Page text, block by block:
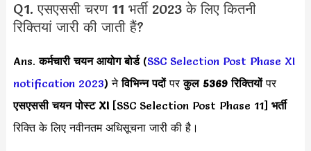
Q1. एसएससी चरण 11 भर्ती 2023 के लिए कितनी
रिक्तियां जारी की जाती हैं?
Ans.कर्मचारी चयन आयोग बोर्ड(SSC Selection Post Phase XI
notification 2023) नेविभिन्न पदोंपरकुल 5369 रिक्तियोंपर
एसएससी चयन पोस्ट XI [SSC Selection Post Phase 11] भर्ती
रिक्ति के लिए नवीनतम अधिसूचना जारी की है।